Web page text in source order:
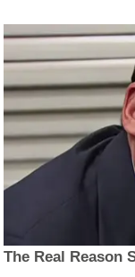
The Real Reason